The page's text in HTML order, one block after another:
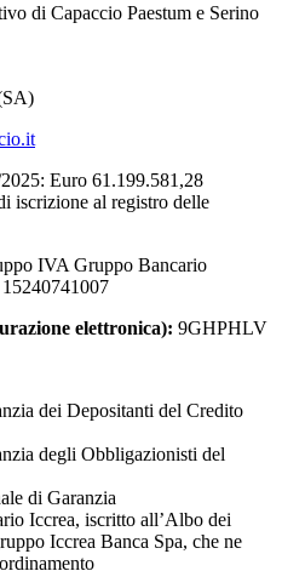
di Capaccio Paestum e Serino
Euro 61.199.581,28
iscrizione al registro delle
IVA Gruppo Bancario
elettronica): 9GHPHLV
dei Depositanti del Credito
degli Obbligazionisti del
di Garanzia
Iccrea, iscritto all’Albo dei
Iccrea Banca Spa, che ne